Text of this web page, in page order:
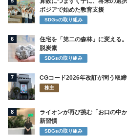
ボジアで始めた教育支援
SDGsの取り組み
6
住宅を「第二の森林」に変える
脱炭素
SDGsの取り組み
7 CGコード2026年改訂が問う取
株主
8
ライオンが再び挑む「お口の中
新習慣
SDGsの取り組み